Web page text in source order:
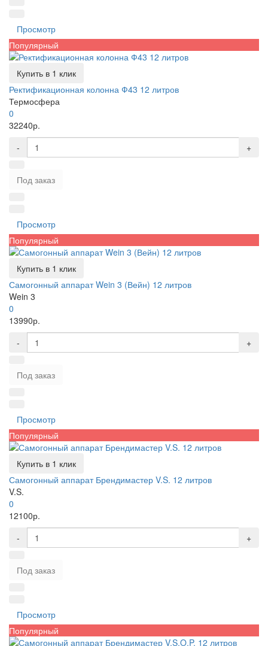
Просмотр
Популярный
Купить в 1 клик
Ректификационная колонна Ф43 12 литров
Термосфера
0
32240р.
-
+
Под заказ
Просмотр
Популярный
Купить в 1 клик
Самогонный аппарат Wein 3 (Вейн) 12 литров
Wein 3
0
13990р.
-
+
Под заказ
Просмотр
Популярный
Купить в 1 клик
Самогонный аппарат Брендимастер V.S. 12 литров
V.S.
0
12100р.
-
+
Под заказ
Просмотр
Популярный